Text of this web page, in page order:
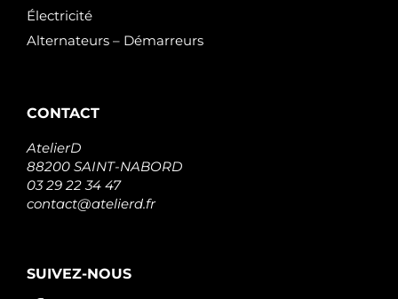
Électricité
Alternateurs – Démarreurs
CONTACT
AtelierD
88200 SAINT-NABORD
03 29 22 34 47
contact@atelierd.fr
SUIVEZ-NOUS